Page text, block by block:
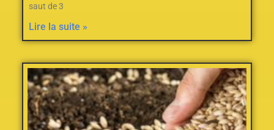
saut de 3
Lire la suite »